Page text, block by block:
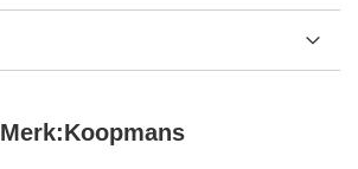
Merk:Koopmans